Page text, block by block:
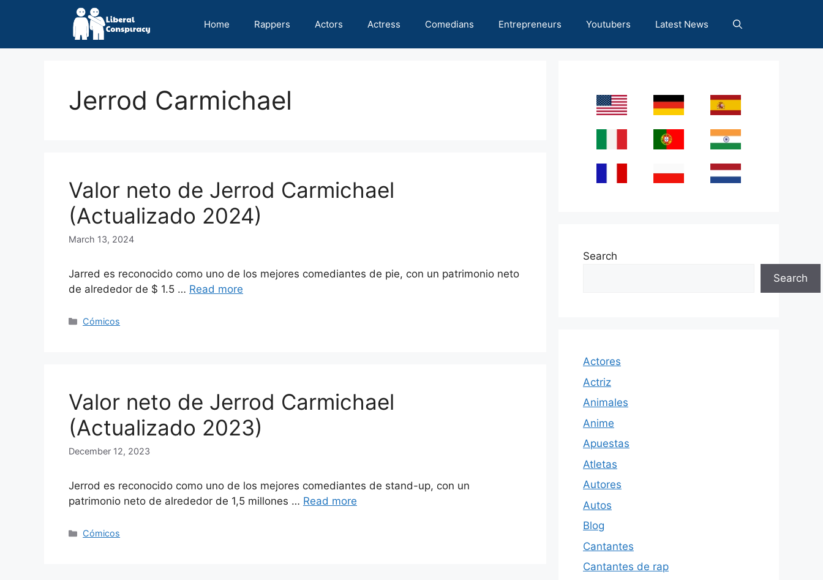
Home Rappers Actors Actress Comedians Entrepreneurs Youtubers Latest News
Jerrod Carmichael
Valor neto de Jerrod Carmichael
(Actualizado 2024)
March 13, 2024
Jarred es reconocido como uno de los mejores comediantes de pie, con un patrimonio neto
de alrededor de $ 1.5 … Read more
Categories
Cómicos
Valor neto de Jerrod Carmichael
(Actualizado 2023)
December 12, 2023
Jerrod es reconocido como uno de los mejores comediantes de stand-up, con un
patrimonio neto de alrededor de 1,5 millones … Read more
Categories
Cómicos
Search
Search
Actores
Actriz
Animales
Anime
Apuestas
Atletas
Autores
Autos
Blog
Cantantes
Cantantes de rap